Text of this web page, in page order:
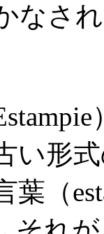
なさ
い形
葉（